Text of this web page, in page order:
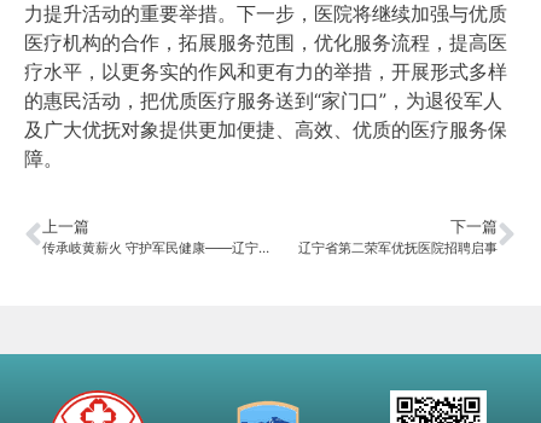
力提升活动的重要举措。下一步，医院将继续加强与优质
医疗机构的合作，拓展服务范围，优化服务流程，提高医
疗水平，以更务实的作风和更有力的举措，开展形式多样
的惠民活动，把优质医疗服务送到“家门口”，为退役军人
及广大优抚对象提供更加便捷、高效、优质的医疗服务保
障。
上一篇
传承岐黄薪火 守护军民健康——辽宁省第二荣军优抚医院首届中医药文化节成功举办
下一篇
辽宁省第二荣军优抚医院招聘启事